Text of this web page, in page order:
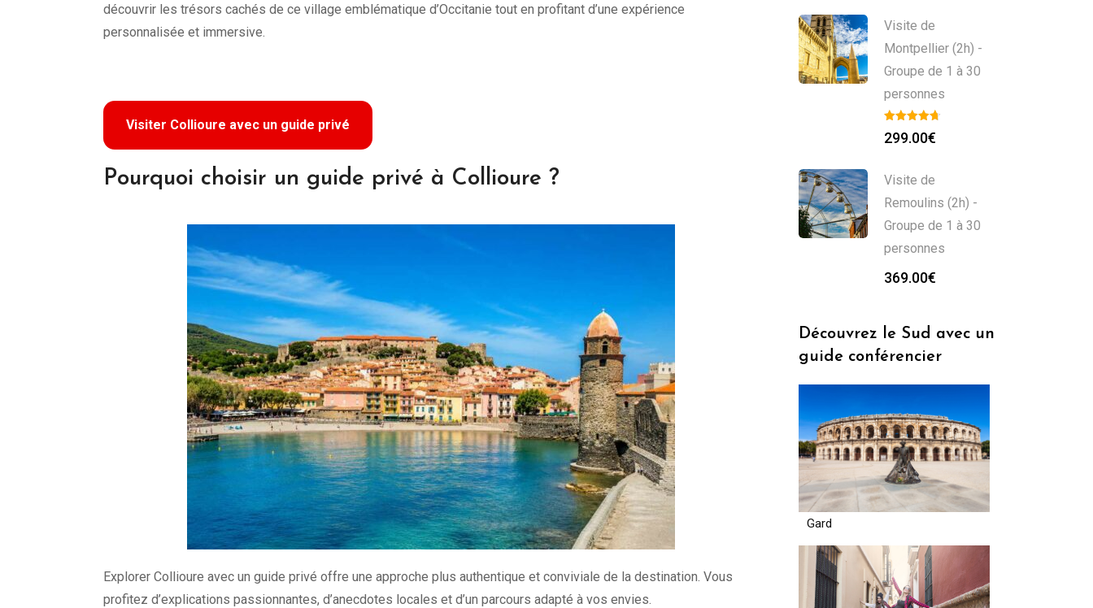
découvrir les trésors cachés de ce village emblématique d’Occitanie tout en profitant d’une expérience
personnalisée et immersive.
Visiter Collioure avec un guide privé
Pourquoi choisir un guide privé à Collioure ?
Explorer Collioure avec un guide privé offre une approche plus authentique et conviviale de la destination. Vous
profitez d’explications passionnantes, d’anecdotes locales et d’un parcours adapté à vos envies.
Visite de
Montpellier (2h) -
Groupe de 1 à 30
personnes
299.00€
Visite de
Remoulins (2h) -
Groupe de 1 à 30
personnes
369.00€
Découvrez le Sud avec un
guide conférencier
Gard